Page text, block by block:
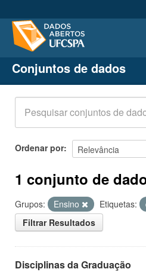
Conjuntos de dados
Organizações
Grupos
Sobre
Conjuntos de dados
Ordenar por
1 conjunto de
Grupos: Ensino Etiquetas:
Filtrar Resultados
Disciplinas da Graduação